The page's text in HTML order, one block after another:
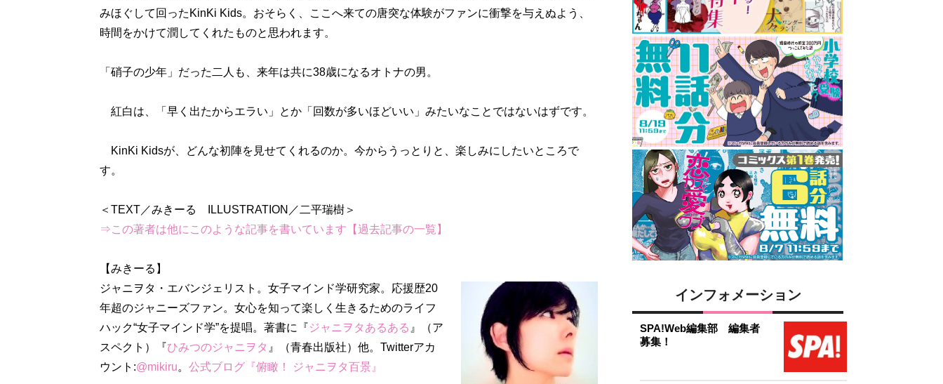
みほぐして回ったKinKi Kids。おそらく、ここへ来ての唐突な体験がファンに衝撃を与えぬよう、
時間をかけて潤してくれたものと思われます。
「硝子の少年」だった二人も、来年は共に38歳になるオトナの男。
紅白は、「早く出たからエラい」とか「回数が多いほどいい」みたいなことではないはずです。
KinKi Kidsが、どんな初陣を見せてくれるのか。今からうっとりと、楽しみにしたいところで
す。
⇒この著者は他にこのような記事を書いています【過去記事の一覧】
ジャニヲタ・エバンジェリスト。女子マインド学研究家。応援歴20
年超のジャニーズファン。女心を知って楽しく生きるためのライフ
ハック“女子マインド学”を提唱。著書に『ジャニヲタあるある 』（ア
スペクト）『ひみつのジャニヲタ 』（青春出版社）他。Twitterアカ
ウント:@mikiru。 公式ブログ『俯瞰！ ジャニヲタ百景』
インフォメーション
SPA!Web編集部 編集者
募集！